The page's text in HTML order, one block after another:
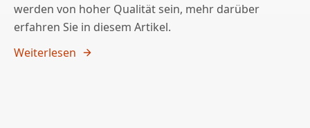
werden von hoher Qualität sein, mehr darüber
erfahren Sie in diesem Artikel.
Weiterlesen